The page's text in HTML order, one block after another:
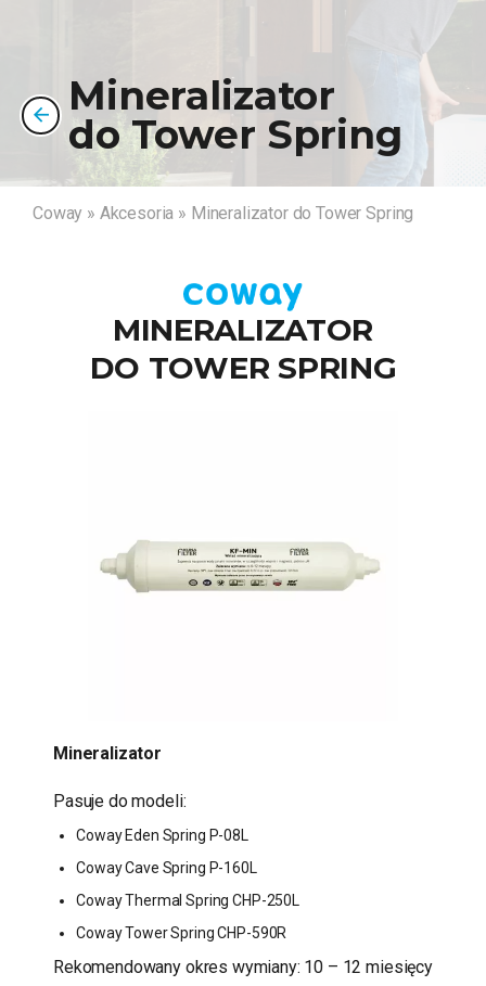
Mineralizator
do Tower Spring
Coway » Akcesoria » Mineralizator do Tower Spring
MINERALIZATOR
DO TOWER SPRING
Mineralizator
Pasuje do modeli:
Coway Eden Spring P-08L
Coway Cave Spring P-160L
Coway Thermal Spring CHP-250L
Coway Tower Spring CHP-590R
Rekomendowany okres wymiany: 10 – 12 miesięcy